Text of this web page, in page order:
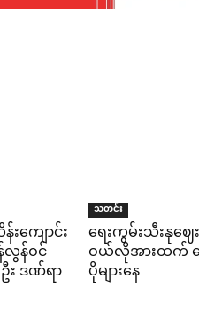
ကျောင်း
န်ဝင်
း ဒဏ်ရာ
သတင်း
ရေးကွမ်းသီးနု
ဝယ်လိုအားထက် ရ
ပိုများနေ